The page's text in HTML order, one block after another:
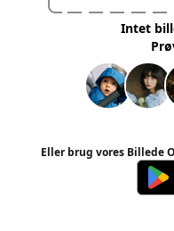
Intet
Eller brug vores Billede